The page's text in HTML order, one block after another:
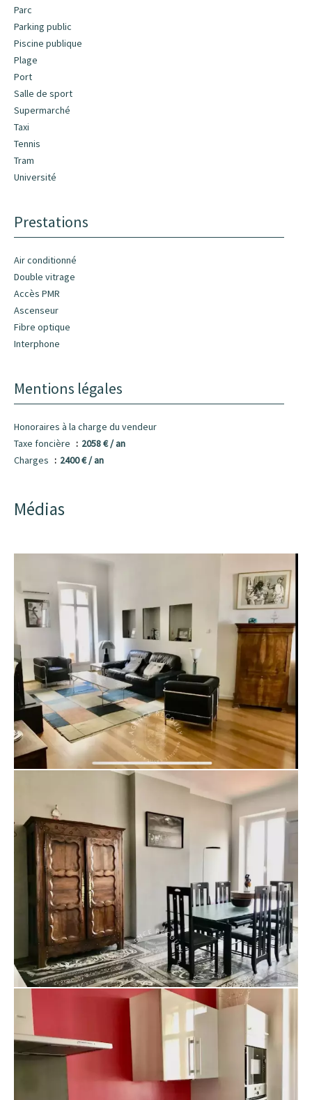
Parc
Parking public
Piscine publique
Plage
Port
Salle de sport
Supermarché
Taxi
Tennis
Tram
Université
Prestations
Air conditionné
Double vitrage
Accès PMR
Ascenseur
Fibre optique
Interphone
Mentions légales
Honoraires à la charge du vendeur
Taxe foncière
2058 € / an
Charges
2400 € / an
Médias